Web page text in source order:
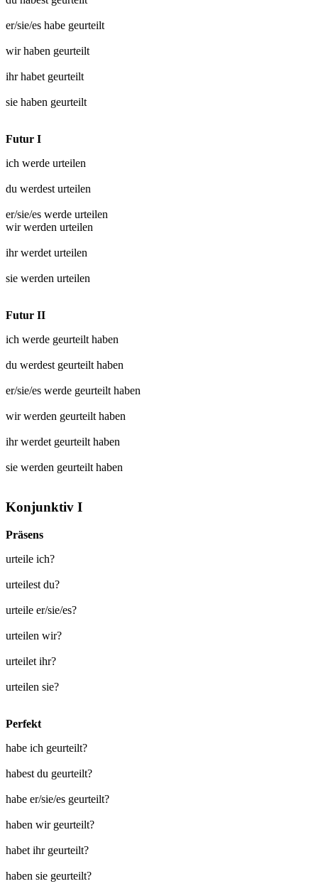
er/sie/es habe geurteilt
wir haben geurteilt
ihr habet geurteilt
sie haben geurteilt
Futur I
ich werde urteilen
du werdest urteilen
er/sie/es werde urteilen
wir werden urteilen
ihr werdet urteilen
sie werden urteilen
Futur II
ich werde geurteilt haben
du werdest geurteilt haben
er/sie/es werde geurteilt haben
wir werden geurteilt haben
ihr werdet geurteilt haben
sie werden geurteilt haben
Konjunktiv I
Präsens
urteile ich?
urteilest du?
urteile er/sie/es?
urteilen wir?
urteilet ihr?
urteilen sie?
Perfekt
habe ich geurteilt?
habest du geurteilt?
habe er/sie/es geurteilt?
haben wir geurteilt?
habet ihr geurteilt?
haben sie geurteilt?